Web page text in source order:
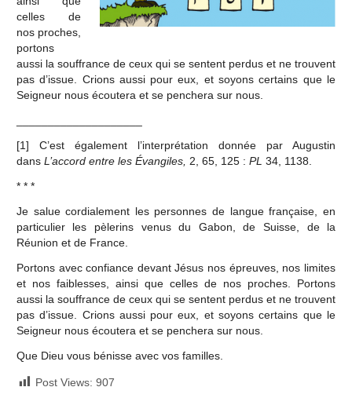
celles de
nos proches,
portons
aussi la souffrance de ceux qui se sentent perdus et ne trouvent
pas d’issue. Crions aussi pour eux, et soyons certains que le
Seigneur nous écoutera et se penchera sur nous.
[1] C’est également l’interprétation donnée par Augustin
dans L’accord entre les Évangiles, 2, 65, 125 : PL 34, 1138.
* * *
Je salue cordialement les personnes de langue française, en
particulier les pèlerins venus du Gabon, de Suisse, de la
Réunion et de France.
Portons avec confiance devant Jésus nos épreuves, nos limites
et nos faiblesses, ainsi que celles de nos proches. Portons
aussi la souffrance de ceux qui se sentent perdus et ne trouvent
pas d’issue. Crions aussi pour eux, et soyons certains que le
Seigneur nous écoutera et se penchera sur nous.
Que Dieu vous bénisse avec vos familles.
Post Views: 907